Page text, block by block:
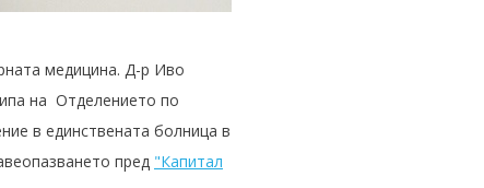
медицина. Д-р Иво
на Отделението по
в единствената болница в
пред "Капитал